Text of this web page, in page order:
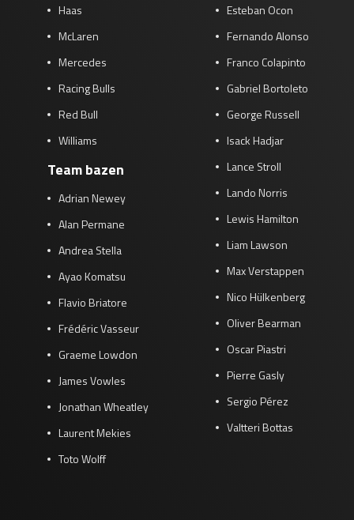
Haas
McLaren
Mercedes
Racing Bulls
Red Bull
Williams
Team bazen
Adrian Newey
Alan Permane
Andrea Stella
Ayao Komatsu
Flavio Briatore
Frédéric Vasseur
Graeme Lowdon
James Vowles
Jonathan Wheatley
Laurent Mekies
Toto Wolff
Esteban Ocon
Fernando Alonso
Franco Colapinto
Gabriel Bortoleto
George Russell
Isack Hadjar
Lance Stroll
Lando Norris
Lewis Hamilton
Liam Lawson
Max Verstappen
Nico Hülkenberg
Oliver Bearman
Oscar Piastri
Pierre Gasly
Sergio Pérez
Valtteri Bottas